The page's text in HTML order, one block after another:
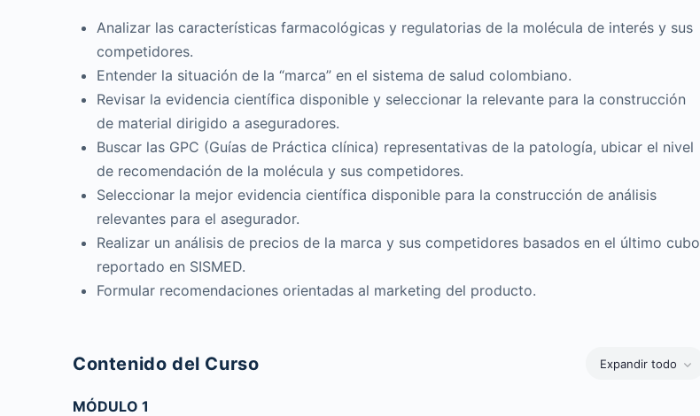
Analizar las características farmacológicas y regulatorias de la molécula de interés y sus
competidores.
Entender la situación de la “marca” en el sistema de salud colombiano.
Revisar la evidencia científica disponible y seleccionar la relevante para la construcción
de material dirigido a aseguradores.
Buscar las GPC (Guías de Práctica clínica) representativas de la patología, ubicar el nivel
de recomendación de la molécula y sus competidores.
Seleccionar la mejor evidencia científica disponible para la construcción de análisis
relevantes para el asegurador.
Realizar un análisis de precios de la marca y sus competidores basados en el último cubo
reportado en SISMED.
Formular recomendaciones orientadas al marketing del producto.
Contenido del Curso Expandir todo
MÓDULO 1